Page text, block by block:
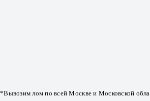
*Вывозим лом по всей Москве и Московской